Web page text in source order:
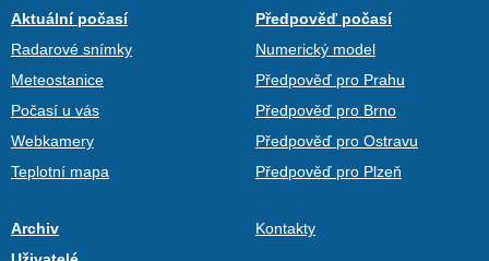
Aktuální počasí
Radarové snímky
Meteostanice
Počasí u vás
Webkamery
Teplotní mapa
Předpověď počasí
Numerický model
Předpověď pro Prahu
Předpověď pro Brno
Předpověď pro Ostravu
Předpověď pro Plzeň
Archiv
Kontakty